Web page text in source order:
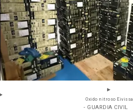
Oxido nitroso Eivissa
- GUARDIA CIVIL